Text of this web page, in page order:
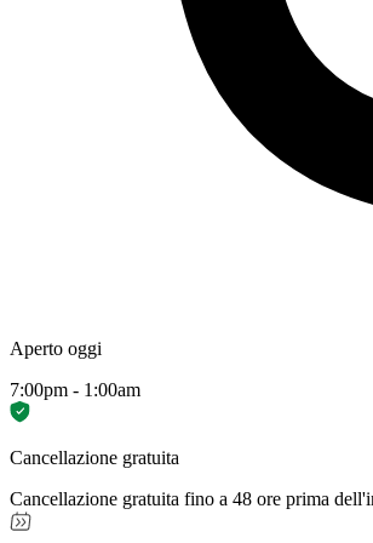
Aperto oggi
7:00pm - 1:00am
Cancellazione gratuita
Cancellazione gratuita fino a 48 ore prima